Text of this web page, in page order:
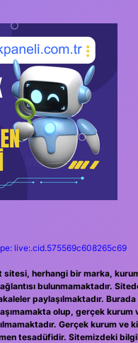
live:.cid.575569c608265c69
sitesi, herhangi bir marka,
bulunmamaktadır.
paylaşılmaktadır.
olup, gerçek kurum
Gerçek kurum ve
tesadüfidir. Sitemizdeki